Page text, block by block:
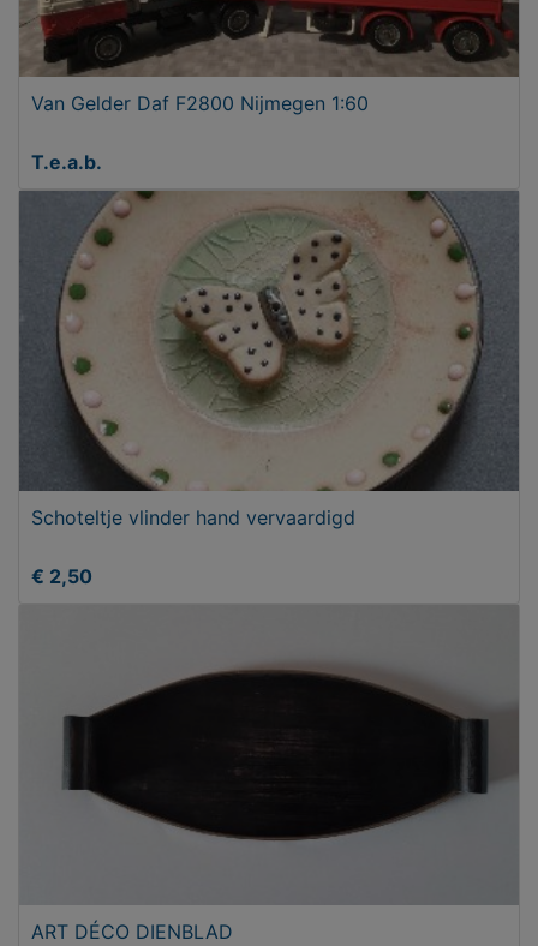
Van Gelder Daf F2800 Nijmegen 1:60
T.e.a.b.
Schoteltje vlinder hand vervaardigd
€ 2,50
ART DÉCO DIENBLAD